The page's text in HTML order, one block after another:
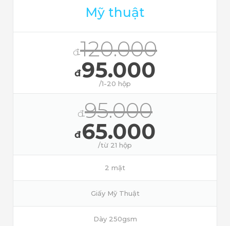
Mỹ thuật
đ120.000
đ95.000
/1-20 hộp
đ95.000
đ65.000
/từ 21 hộp
2 mặt
Giấy Mỹ Thuật
Dày 250gsm